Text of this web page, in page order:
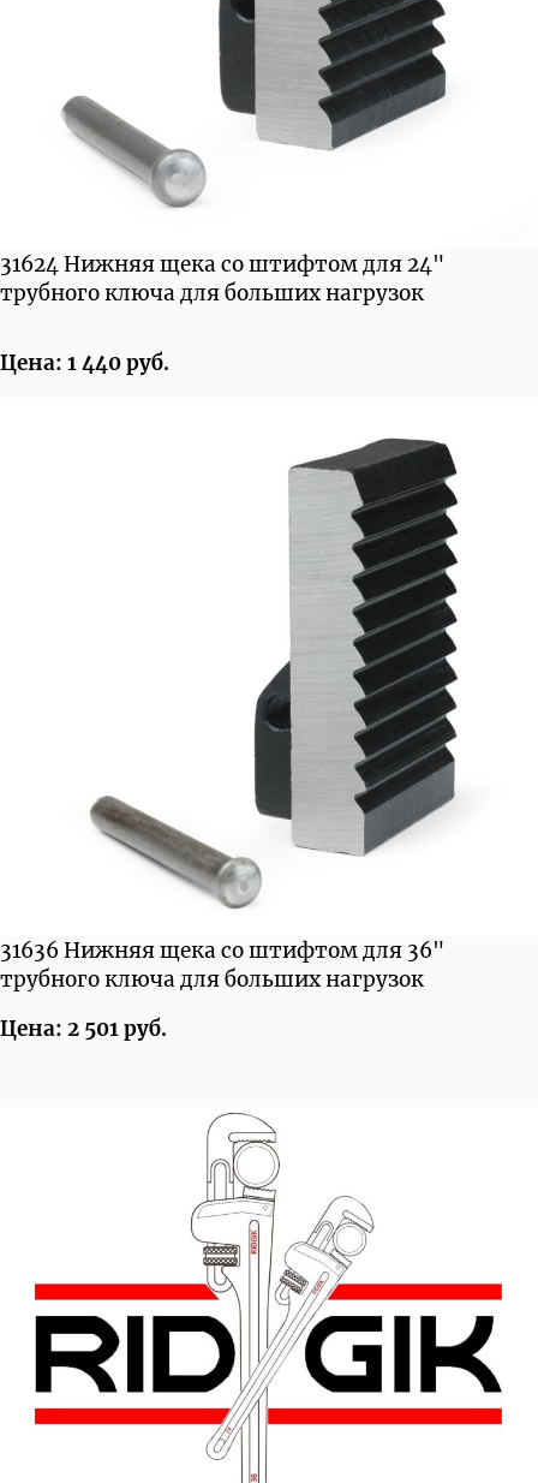
31624 Нижняя щека со штифтом для 24"
трубного ключа для больших нагрузок
Цена: 1 440 руб.
31636 Нижняя щека со штифтом для 36"
трубного ключа для больших нагрузок
Цена: 2 501 руб.